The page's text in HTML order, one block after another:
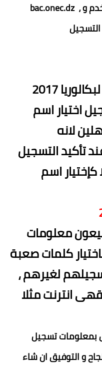
bac.onec.dz ، و يقوم بادخال رقم أسم المستخدم و
ننصح جميع المترشحين لبكالوريا 2017
اختيار اسم
لانه
تأكيد التسجيل
اسم
كلمات صعبة
لغيرهم ،
بمعلومات تسجيل
لكم النجاح و التوفيق ان شاء